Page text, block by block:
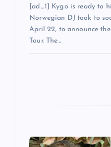
[ad_1] Kygo is ready to
Norwegian DJ took to
April 22, to announce
Tour. The…